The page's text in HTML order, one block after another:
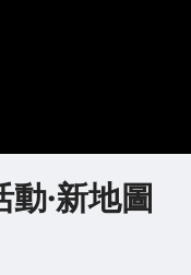
動·新地圖